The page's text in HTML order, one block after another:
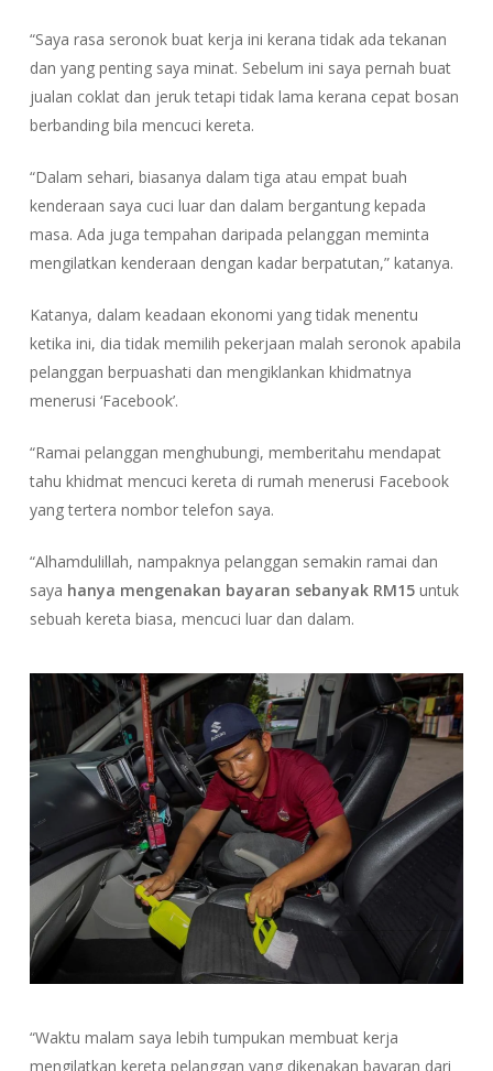
“Saya rasa seronok buat kerja ini kerana tidak ada tekanan
dan yang penting saya minat. Sebelum ini saya pernah buat
jualan coklat dan jeruk tetapi tidak lama kerana cepat bosan
berbanding bila mencuci kereta.
“Dalam sehari, biasanya dalam tiga atau empat buah
kenderaan saya cuci luar dan dalam bergantung kepada
masa. Ada juga tempahan daripada pelanggan meminta
mengilatkan kenderaan dengan kadar berpatutan,” katanya.
Katanya, dalam keadaan ekonomi yang tidak menentu
ketika ini, dia tidak memilih pekerjaan malah seronok apabila
pelanggan berpuashati dan mengiklankan khidmatnya
menerusi ‘Facebook’.
“Ramai pelanggan menghubungi, memberitahu mendapat
tahu khidmat mencuci kereta di rumah menerusi Facebook
yang tertera nombor telefon saya.
“Alhamdulillah, nampaknya pelanggan semakin ramai dan
saya hanya mengenakan bayaran sebanyak RM15untuk
sebuah kereta biasa, mencuci luar dan dalam.
“Waktu malam saya lebih tumpukan membuat kerja
mengilatkan kereta pelanggan yang dikenakan bayaran dari